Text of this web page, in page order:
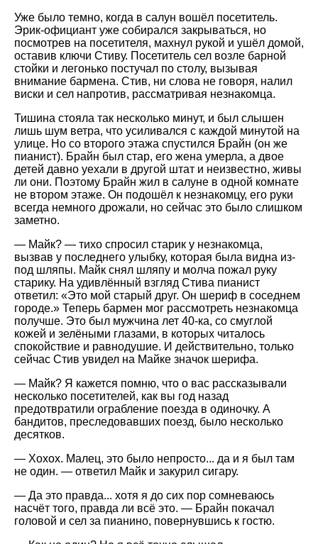
Уже было темно, когда в салун вошёл посетитель.
Эрик-официант уже собирался закрываться, но
посмотрев на посетителя, махнул рукой и ушёл домой,
оставив ключи Стиву. Посетитель сел возле барной
стойки и легонько постучал по столу, вызывая
внимание бармена. Стив, ни слова не говоря, налил
виски и сел напротив, рассматривая незнакомца.
Тишина стояла так несколько минут, и был слышен
лишь шум ветра, что усиливался с каждой минутой на
улице. Но со второго этажа спустился Брайн (он же
пианист). Брайн был стар, его жена умерла, а двое
детей давно уехали в другой штат и неизвестно, живы
ли они. Поэтому Брайн жил в салуне в одной комнате
не втором этаже. Он подошёл к незнакомцу, его руки
всегда немного дрожали, но сейчас это было слишком
заметно.
— Майк? — тихо спросил старик у незнакомца,
вызвав у последнего улыбку, которая была видна из-
под шляпы. Майк снял шляпу и молча пожал руку
старику. На удивлённый взгляд Стива пианист
ответил: «Это мой старый друг. Он шериф в соседнем
городе.» Теперь бармен мог рассмотреть незнакомца
получше. Это был мужчина лет 40-ка, со смуглой
кожей и зелёными глазами, в которых читалось
спокойствие и равнодушие. И действительно, только
сейчас Стив увидел на Майке значок шерифа.
— Майк? Я кажется помню, что о вас рассказывали
несколько посетителей, как вы год назад
предотвратили ограбление поезда в одиночку. А
бандитов, преследовавших поезд, было несколько
десятков.
— Хохох. Малец, это было непросто... да и я был там
не один. — ответил Майк и закурил сигару.
— Да это правда... хотя я до сих пор сомневаюсь
насчёт того, правда ли всё это. — Брайн покачал
головой и сел за пианино, повернувшись к гостю.